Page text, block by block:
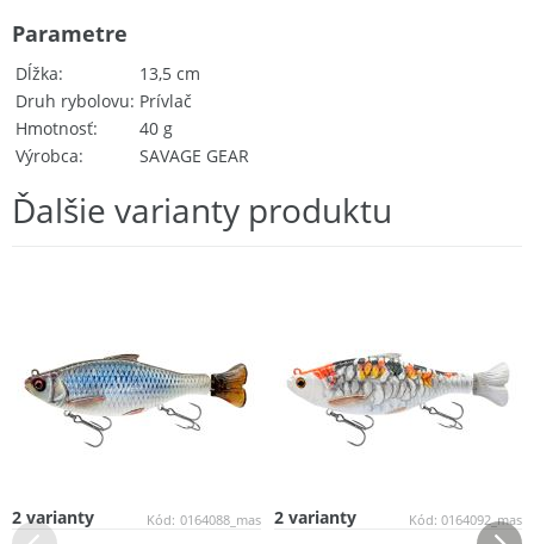
Dĺžka
13,5 cm
Druh rybolovu Prívlač
Hmotnosť
40 g
Výrobca
SAVAGE GEAR
Parametre
Ďalšie varianty produktu
Kód: 0164088_mas
2 varianty Kód: 0164092_mas
2 varianty